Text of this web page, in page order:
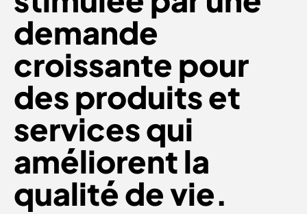
demande
croissante pour
des produits et
services qui
améliorent la
qualité de vie.